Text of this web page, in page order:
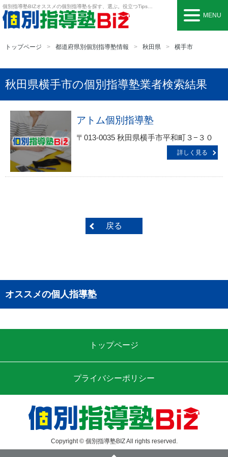
個別指導塾BIZオススメの個別指導塾を探す、選ぶ。役立つTipsも。
MENU
トップページ 都道府県別個別指導塾情報 秋田県 横手市
秋田県横手市の個別指導塾業者検索結果
アトム個別指導塾
〒013-0035 秋田県横手市平和町３−３０
詳しく見る
戻る
オススメの個人指導塾
トップページ
プライバシーポリシー
Copyright © 個別指導塾BIZ All rights reserved.